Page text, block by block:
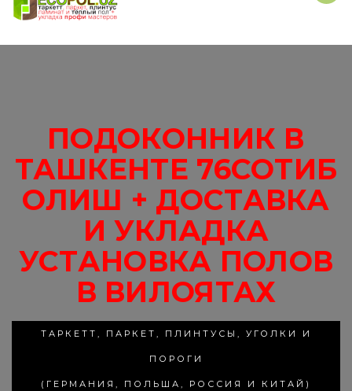
ПОДОКОННИК В
ТАШКЕНТЕ 76СОТИБ
ОЛИШ + ДОСТАВКА
И УКЛАДКА
УСТАНОВКА ПОЛОВ
В ВИЛОЯТАХ
ТАРКЕТТ, ПАРКЕТ, ПЛИНТУСЫ, УГОЛКИ И
ПОРОГИ
(ГЕРМАНИЯ, ПОЛЬША, РОССИЯ И КИТАЙ)